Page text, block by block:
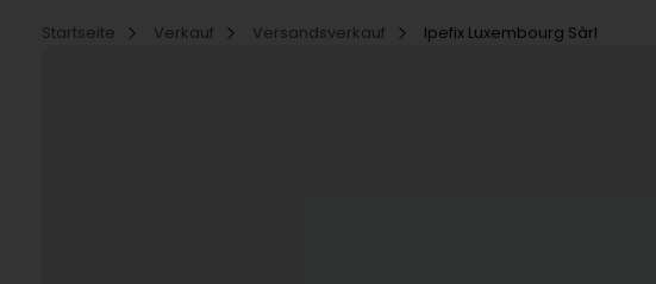
Startseite
Verkauf Versandsverkauf Ipefix Luxembourg Sàrl